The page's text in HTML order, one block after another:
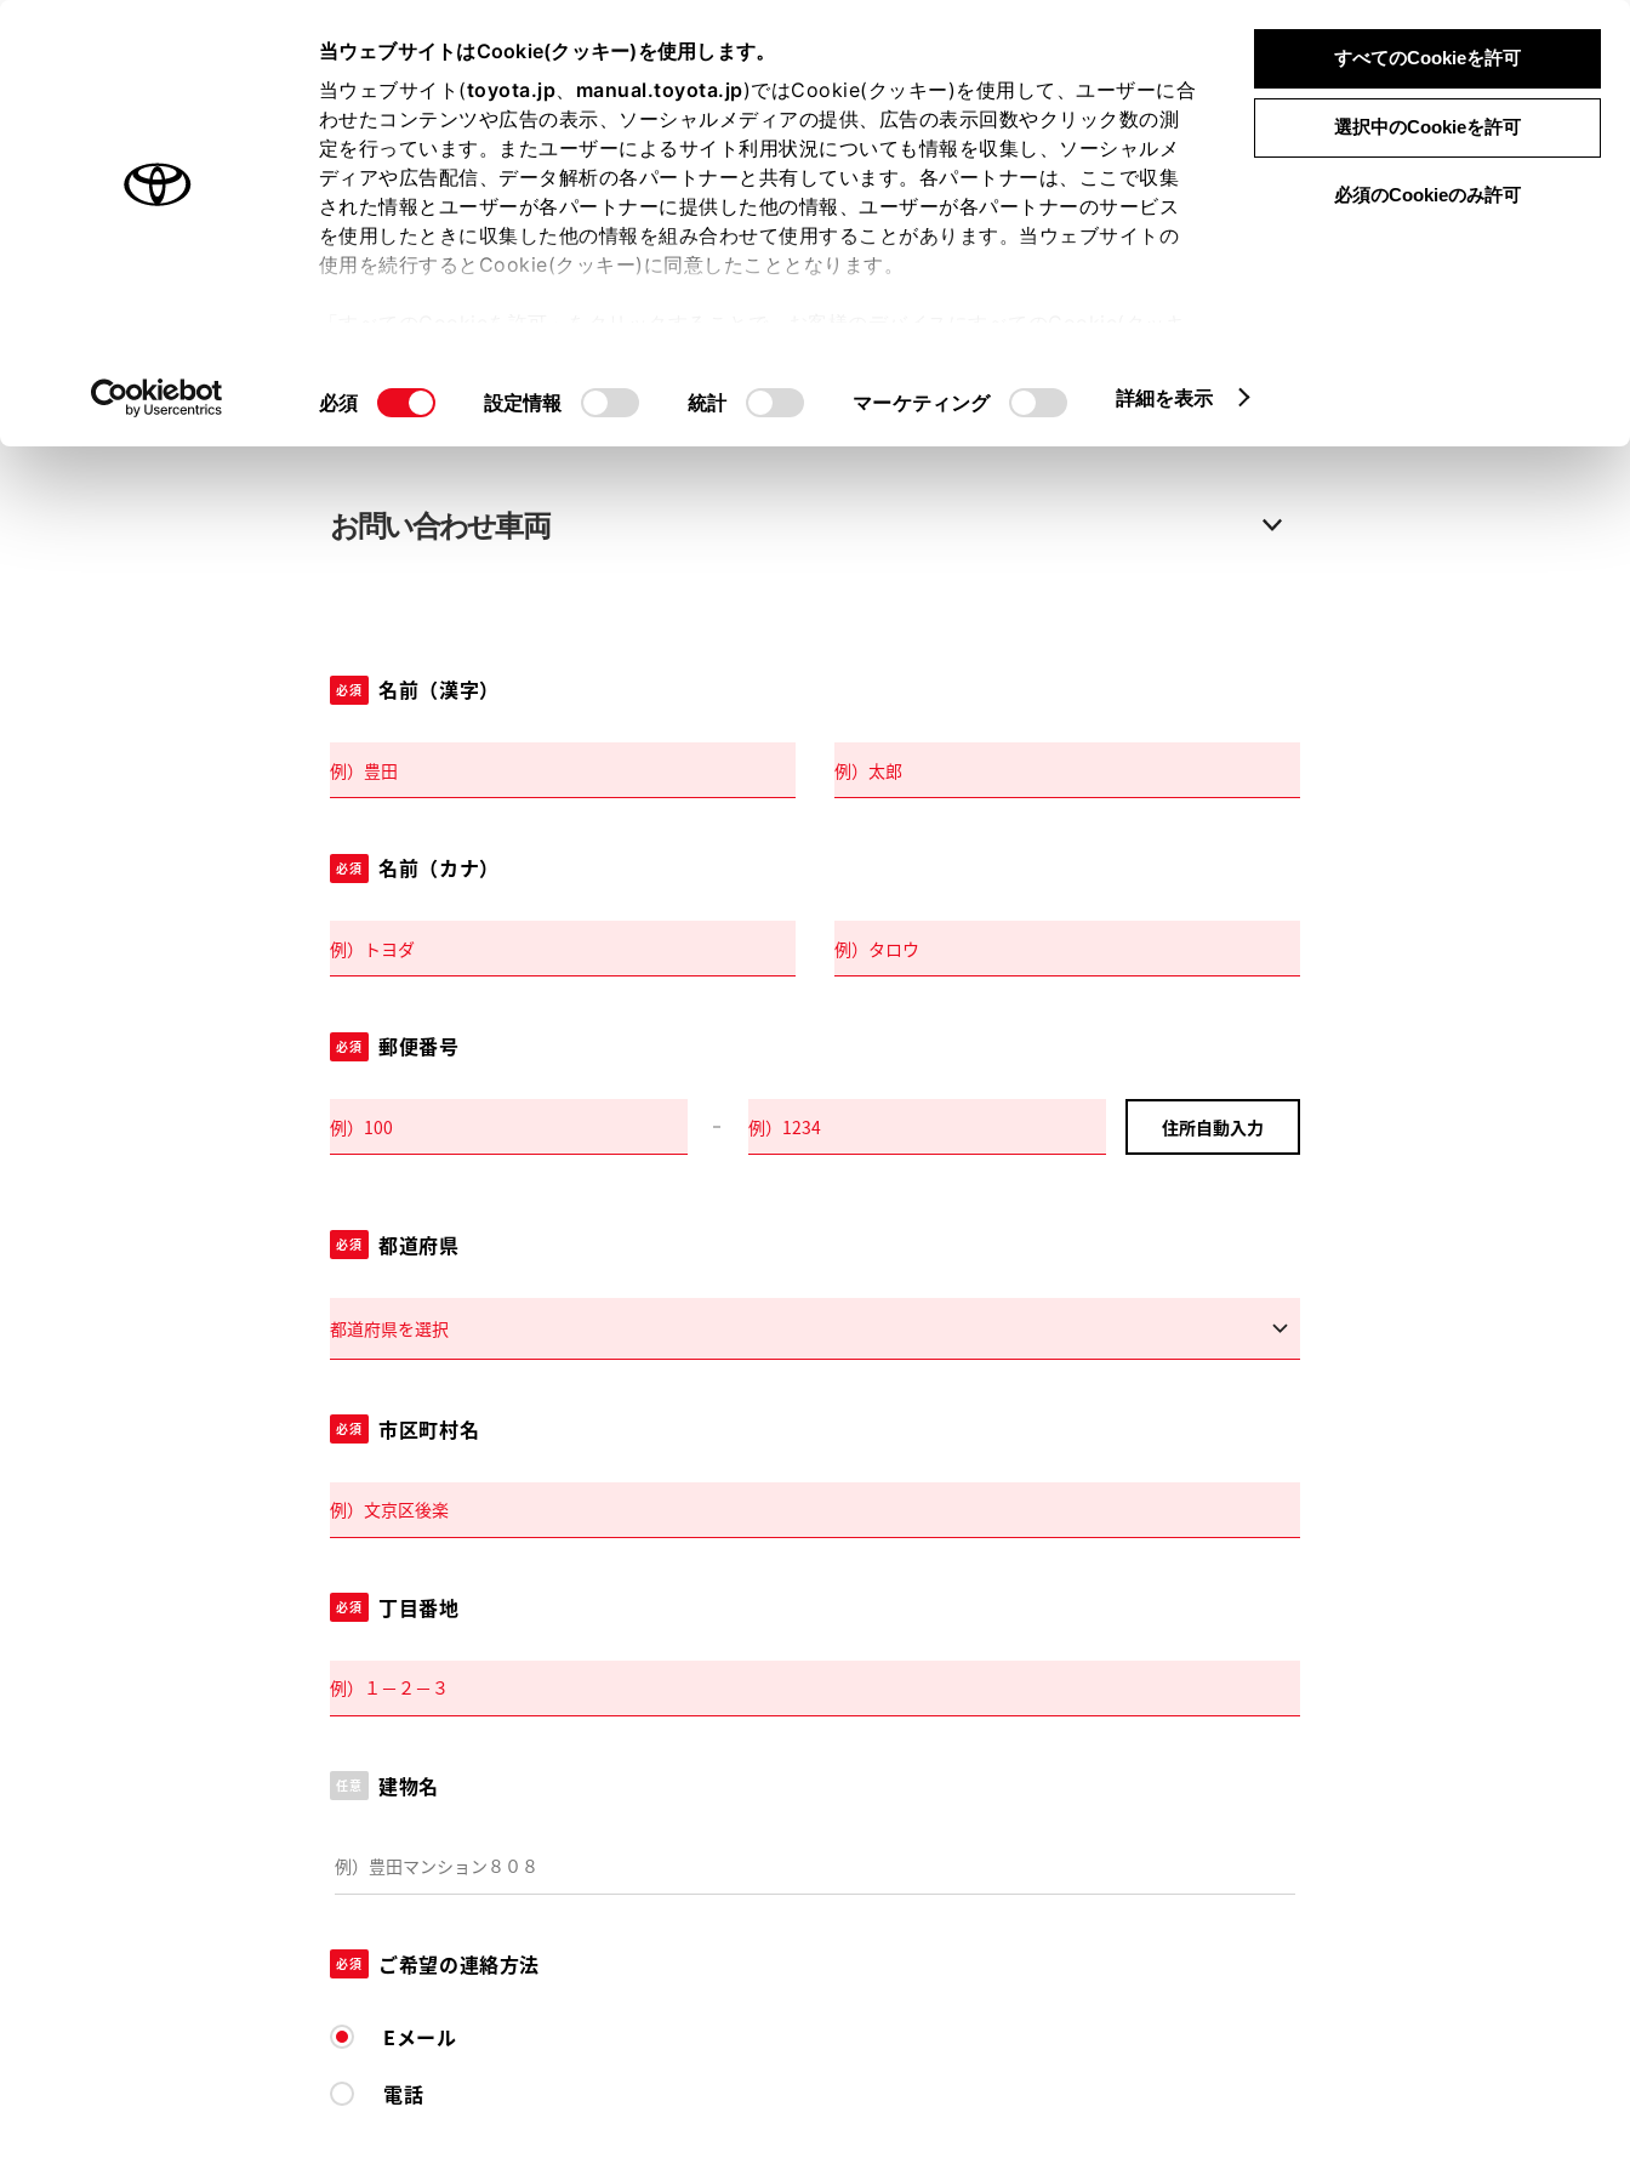
は必須です。
当ウェブサイトはCookie(クッキー)を使用します。
当ウェブサイト(toyota.jp、 manual.toyota.jp)ではCookie(クッキー)を使用して、ユーザーに合
わせたコンテンツや広告の表示、ソーシャルメディアの提供、広告の表示回数やクリック数の測
定を行っています。またユーザーによるサイト利用状況についても情報を収集し、ソーシャルメ
ディアや広告配信、データ解析の各パートナーと共有しています。各パートナーは、ここで収集
された情報とユーザーが各パートナーに提供した他の情報、ユーザーが各パートナーのサービス
を使用したときに収集した他の情報を組み合わせて使用することがあります。当ウェブサイトの
使用を続行するとCookie(クッキー)に同意したこととなります。
て」をご覧ください。
同
択
必須 設定情報 統計 マーケティング 詳細を表示
すべてのCookieを許可
選択中のCookieを許可
必須のCookieのみ許可
中古車：お問い合わせ
お客さま情報の入力 入力内容のご確認
ログインして自動入力
お問い合わせ車両
必須 名前（漢字）
必須 名前（カナ）
必須 郵便番号
住所自動入力
必須 都道府県
必須 市区町村名
必須 丁目番地
任意 建物名
必須 ご希望の連絡方法
Eメール
電話